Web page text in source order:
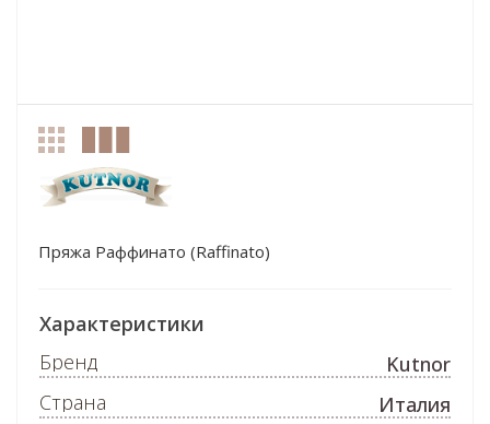
Пряжа Раффинато (Raffinato)
Характеристики
Бренд
Kutnor
Страна
Италия